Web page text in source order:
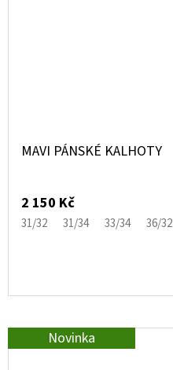
MAVI PÁNSKÉ KALHOTY
2 150 Kč
31/32 31/34 33/34 36/32
Novinka